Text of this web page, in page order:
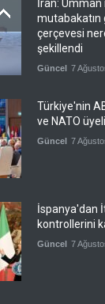
İran: Umman
mutabakatın
çerçevesi
şekillendi
Güncel 7
Türkiye'nin
ve NATO
Güncel 7
İspanya'dan
kontrollerini
Güncel 7